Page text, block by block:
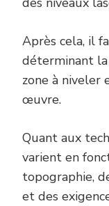
Après cela, il
déterminant
zone à niveler
œuvre.
Quant aux
varient en
topographie,
et des